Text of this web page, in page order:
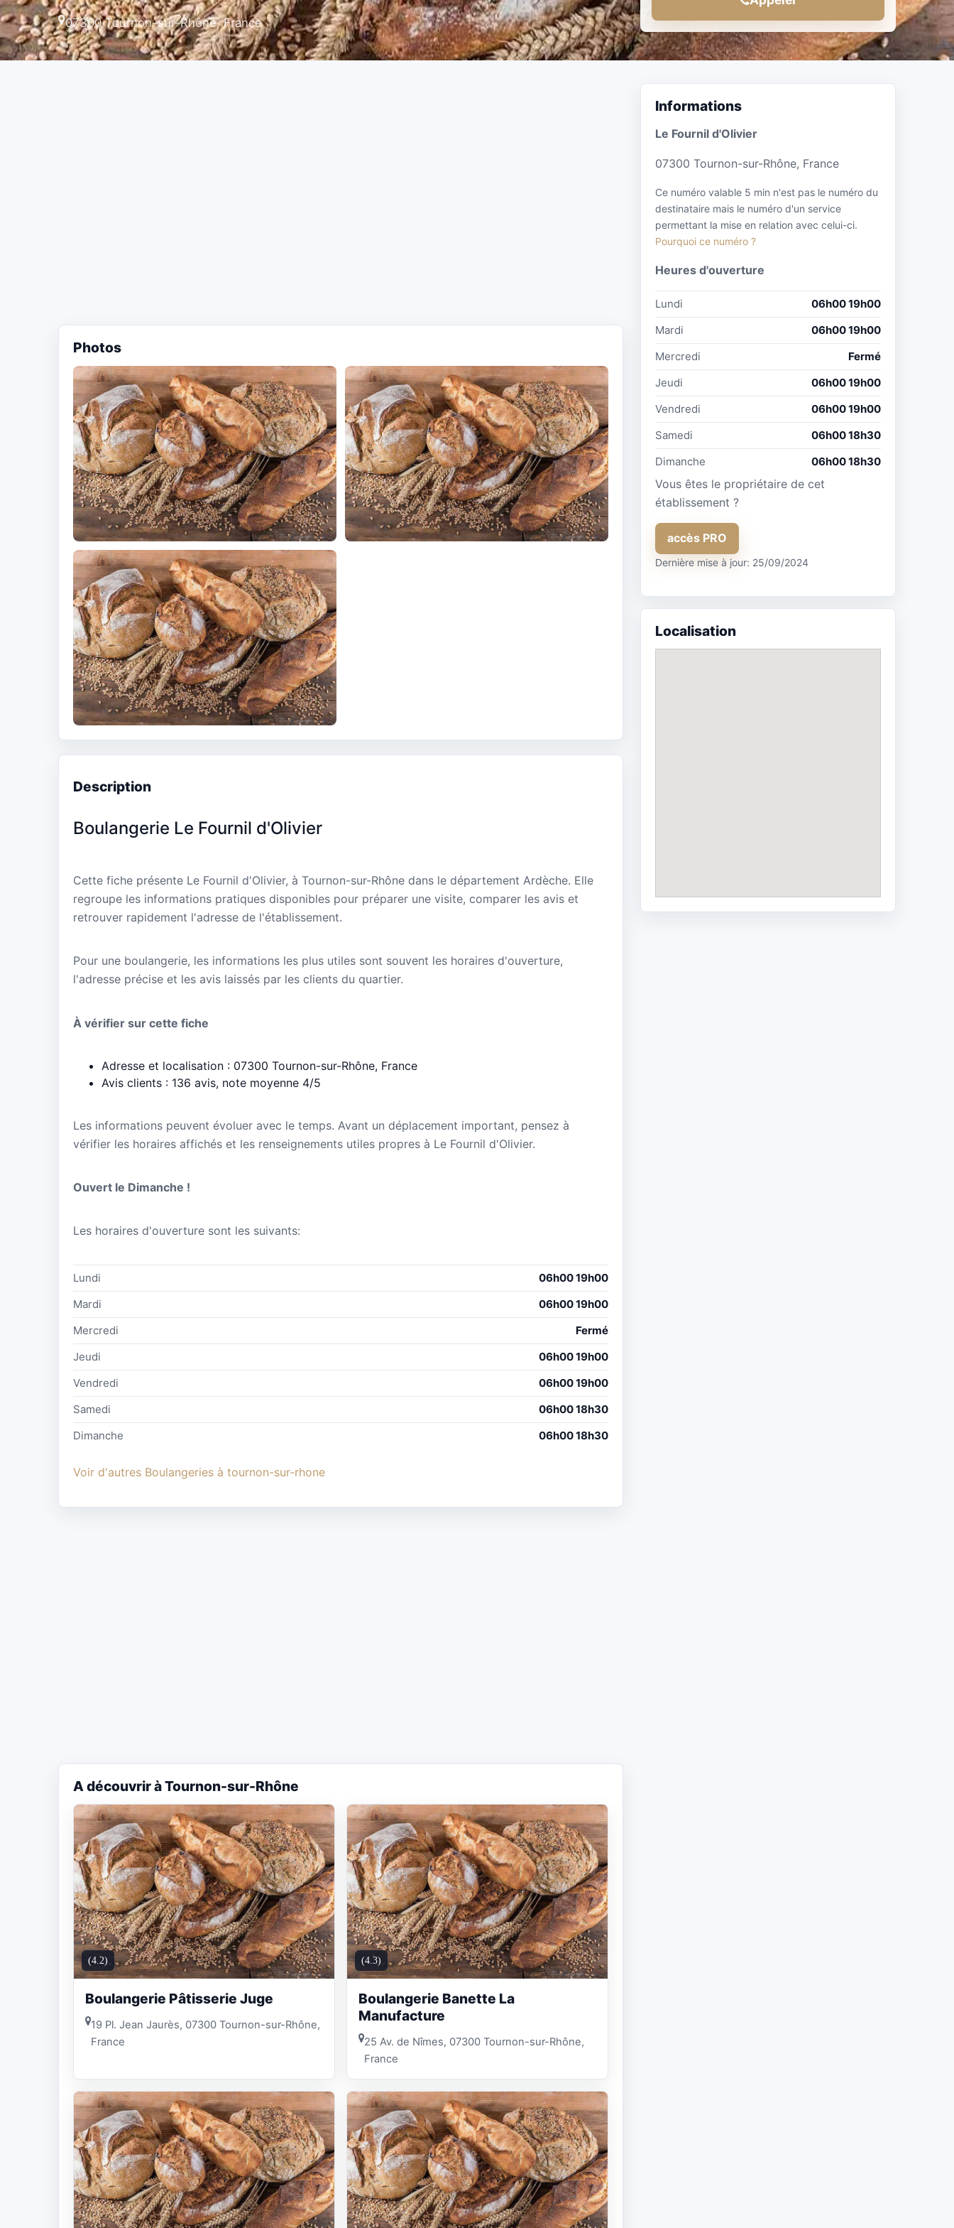
07300 Tournon-sur-Rhône, France
Photos
Description
Boulangerie Le Fournil d'Olivier
Cette fiche présente Le Fournil d'Olivier, à Tournon-sur-Rhône dans le département Ardèche. Elle
regroupe les informations pratiques disponibles pour préparer une visite, comparer les avis et
retrouver rapidement l'adresse de l'établissement.
Pour une boulangerie, les informations les plus utiles sont souvent les horaires d'ouverture,
l'adresse précise et les avis laissés par les clients du quartier.
À vérifier sur cette fiche
Adresse et localisation : 07300 Tournon-sur-Rhône, France
Avis clients : 136 avis, note moyenne 4/5
Les informations peuvent évoluer avec le temps. Avant un déplacement important, pensez à
vérifier les horaires affichés et les renseignements utiles propres à Le Fournil d'Olivier.
Ouvert le Dimanche !
Les horaires d'ouverture sont les suivants:
Lundi
06h00 19h00
Mardi
06h00 19h00
Mercredi
Fermé
Jeudi
06h00 19h00
Vendredi
06h00 19h00
Samedi
06h00 18h30
Dimanche
06h00 18h30
Voir d'autres Boulangeries à tournon-sur-rhone
A découvrir à Tournon-sur-Rhône
(4.2)
Boulangerie Pâtisserie Juge
19 Pl. Jean Jaurès, 07300 Tournon-sur-Rhône,
France
(4.3)
Boulangerie Banette La
Manufacture
25 Av. de Nîmes, 07300 Tournon-sur-Rhône,
France
Informations
Le Fournil d'Olivier
07300 Tournon-sur-Rhône, France
Ce numéro valable 5 min n'est pas le numéro du
destinataire mais le numéro d'un service
permettant la mise en relation avec celui-ci.
Pourquoi ce numéro ?
Heures d'ouverture
Lundi
06h00 19h00
Mardi
06h00 19h00
Mercredi
Fermé
Jeudi
06h00 19h00
Vendredi
06h00 19h00
Samedi
06h00 18h30
Dimanche
06h00 18h30
Vous êtes le propriétaire de cet
établissement ?
accès PRO
Dernière mise à jour: 25/09/2024
Localisation